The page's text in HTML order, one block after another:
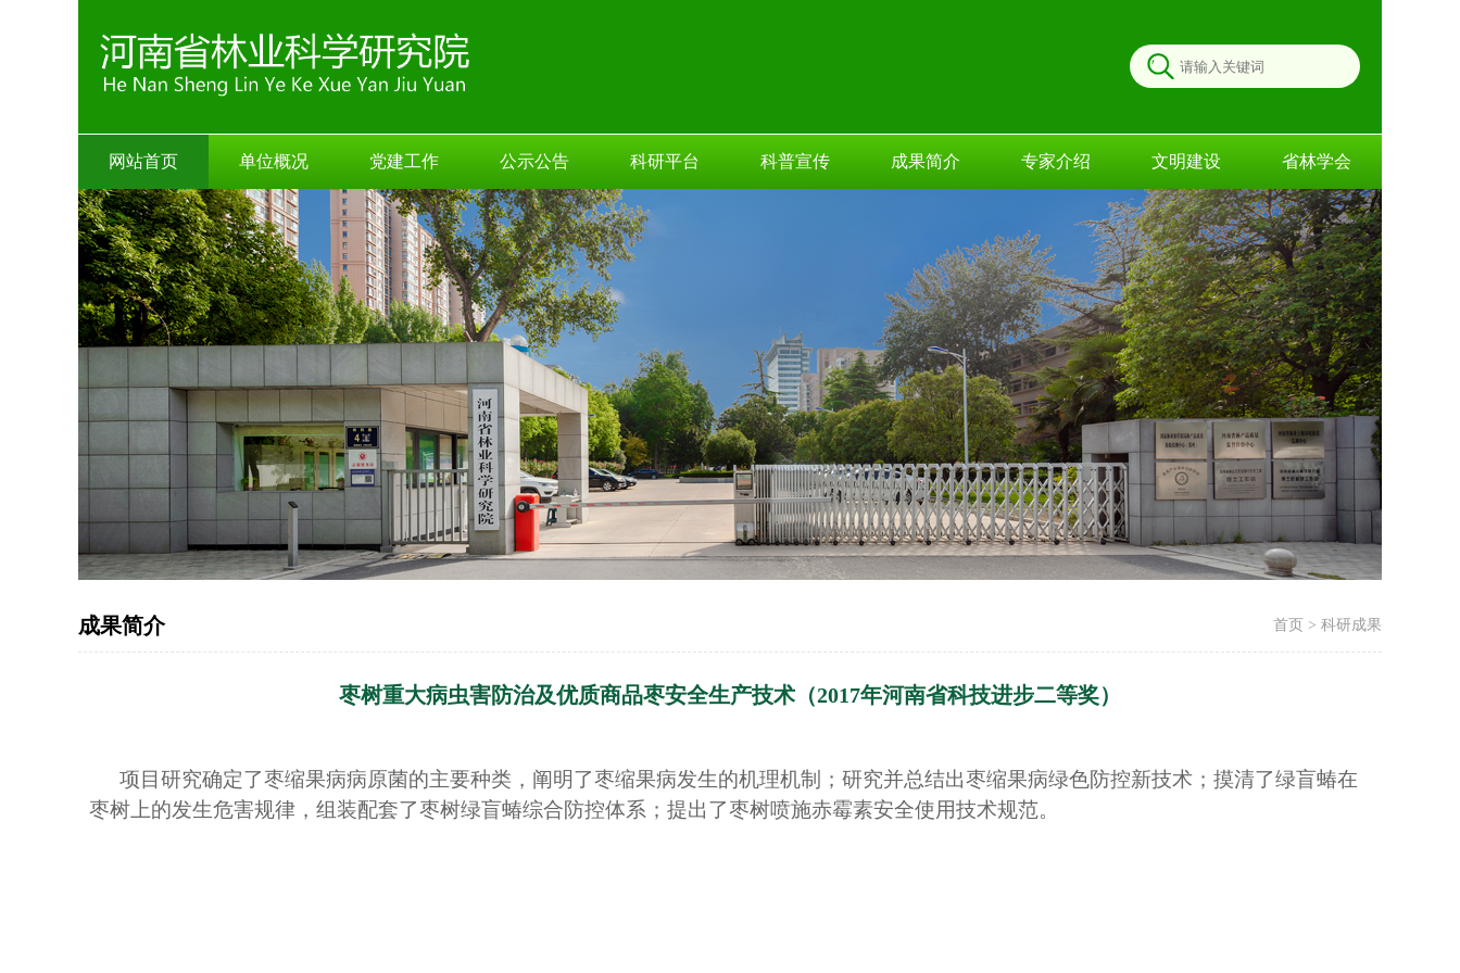
网站首页 单位概况 党建工作 公示公告 科研平台 科普宣传 成果简介 专家介绍 文明建设 省林学会
成果简介 首页 > 科研成果
枣树重大病虫害防治及优质商品枣安全生产技术（2017年河南省科技进步二等奖）
项目研究确定了枣缩果病病原菌的主要种类，阐明了枣缩果病发生的机理机制；研究并总结出枣缩果病绿色防控新技术；摸清了绿盲蝽在
枣树上的发生危害规律，组装配套了枣树绿盲蝽综合防控体系；提出了枣树喷施赤霉素安全使用技术规范。